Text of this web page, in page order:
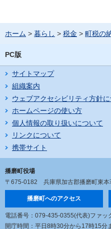
ホーム > 暮らし > 税金 > 町税の
PC版
サイトマップ
組織案内
ウェブアクセシビリティ方針
ホームページの使い方
個人情報の取り扱いについて
リンクについて
携帯サイト
播磨町役場
〒675-0182 兵庫県加古郡播磨町東
播磨町へのアクセス
電話番号：079-435-0355(代表)ファッ
開庁時間：平日8時30分から17時15分